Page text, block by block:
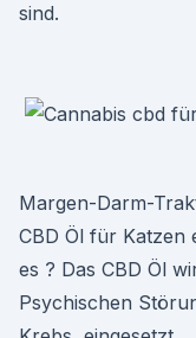
sind.
Margen-Darm-
CBD Öl für Katzen
es ? Das CBD Öl
Psychischen